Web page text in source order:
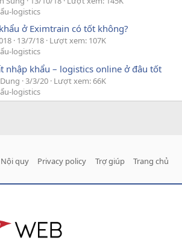
logistics
ở Eximtrain có tốt không?
13/7/18 Lượt xem: 107K
logistics
nhập khẩu – logistics online ở đâu tốt
3/3/20 Lượt xem: 66K
logistics
quy Privacy policy Trợ giúp Trang chủ